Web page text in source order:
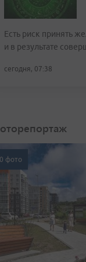
Есть риск принять
и в результате
сегодня, 07:38
фото